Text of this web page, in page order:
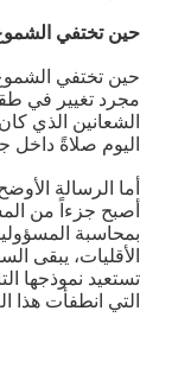
حين تختفي
حين تختفي
مجرد تغيير في
الشعانين الذي
اليوم صلاةً داخل
أما الرسالة
أصبح جزءاً من
بمحاسبة
الأقليات، يبقى
تستعيد نموذجها
التي انطفأت هذا